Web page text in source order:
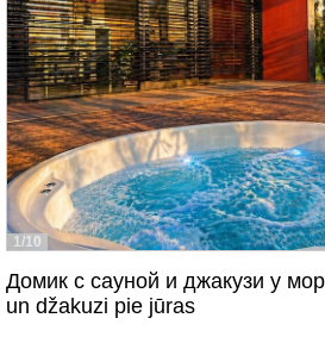
1/10
Домик с сауной и джакузи у
un džakuzi pie jūras